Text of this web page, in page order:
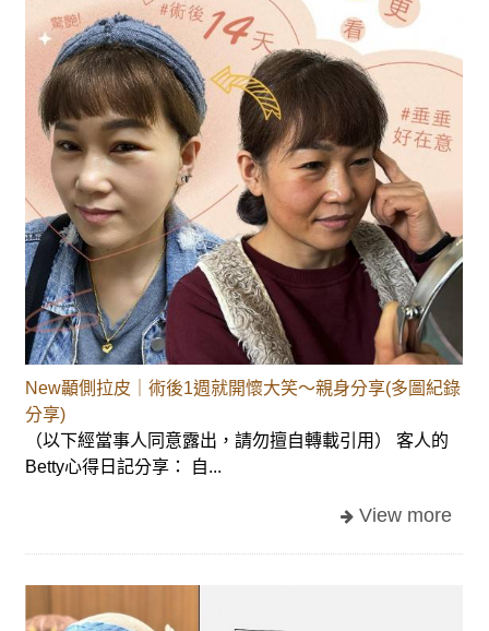
New顳側拉皮｜術後1週就開懷大笑～親身分享(多圖紀錄
分享)
（以下經當事人同意露出，請勿擅自轉載引用） 客人的
Betty心得日記分享： 自...